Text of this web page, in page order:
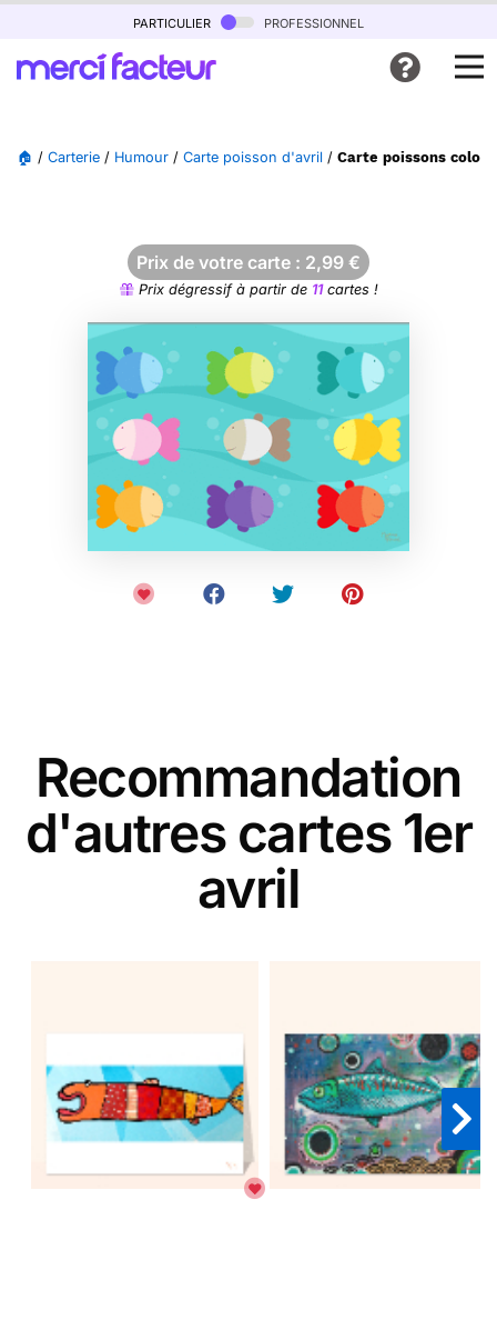
particulier professionnel
🏠 / Carterie / Humour / Carte poisson d'avril / Carte poissons
Prix de votre carte : 2,99 €
Prix dégressif à partir de 11cartes !
Recommandation
d'autres cartes 1er
avril